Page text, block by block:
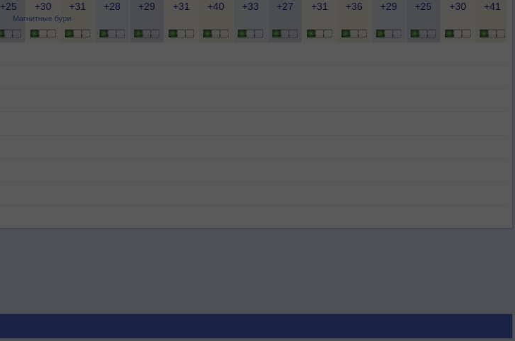
Магнитные бури
+25 +30 +31 +28 +29 +31 +40 +33 +27 +31 +36 +29 +25 +30 +41